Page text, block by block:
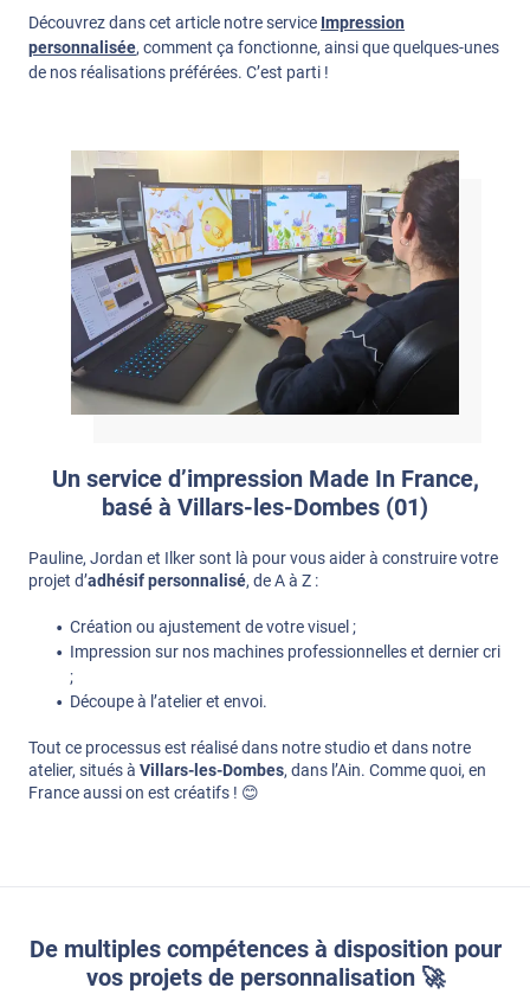
Découvrez dans cet article notre service Impression
personnalisée, comment ça fonctionne, ainsi que quelques-unes
de nos réalisations préférées. C’est parti !
Un service d’impression Made In France,
basé à Villars-les-Dombes (01)
Pauline, Jordan et Ilker sont là pour vous aider à construire votre
projet d’adhésif personnalisé, de A à Z :
Création ou ajustement de votre visuel ;
Impression sur nos machines professionnelles et dernier cri
;
Découpe à l’atelier et envoi.
Tout ce processus est réalisé dans notre studio et dans notre
atelier, situés à Villars-les-Dombes, dans l’Ain. Comme quoi, en
France aussi on est créatifs ! 😊
De multiples compétences à disposition pour
vos projets de personnalisation 🚀